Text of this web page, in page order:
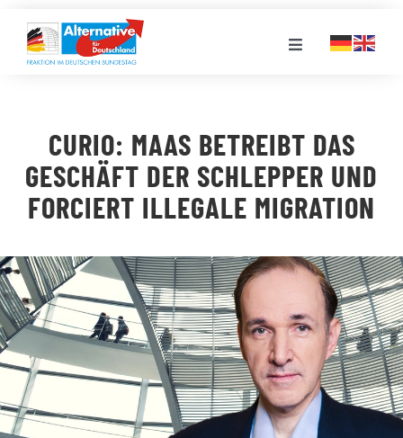
Inhalt
springen
Toggle
LANDESGRUPPEN
VERANSTALTUNGEN
PRESSE
STELLENPORTAL
MEDIATHEK
CURIO: MAAS BETREIBT DAS
GESCHÄFT DER SCHLEPPER UND
FORCIERT ILLEGALE MIGRATION